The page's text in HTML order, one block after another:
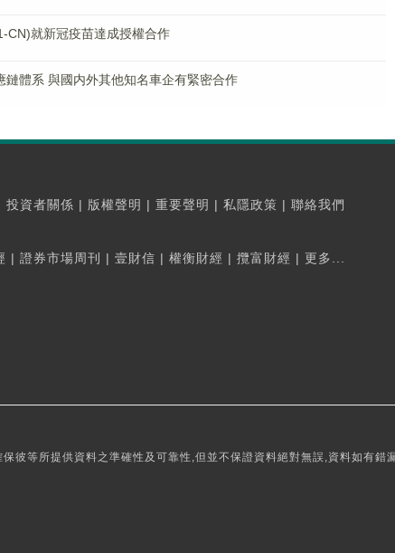
CN)就新冠疫苗達成授權合作
鏈體系 與國内外其他知名車企有緊密合作
投資者關係 | 版權聲明 | 重要聲明 | 私隱政策 | 聯絡我們
| 證券市場周刊 | 壹財信 | 權衡財經 | 攬富財經 | 更多...
彼等所提供資料之準確性及可靠性,但並不保證資料絕對無誤,資料如有錯